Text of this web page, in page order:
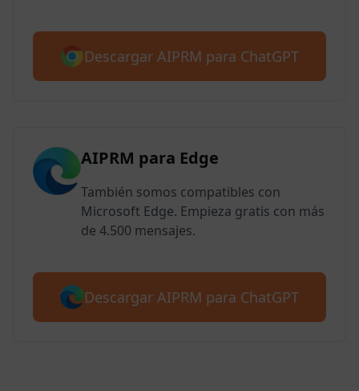
Descargar AIPRM para ChatGPT
AIPRM para Edge
También somos compatibles con
Microsoft Edge. Empieza gratis con más
de 4.500 mensajes.
Descargar AIPRM para ChatGPT